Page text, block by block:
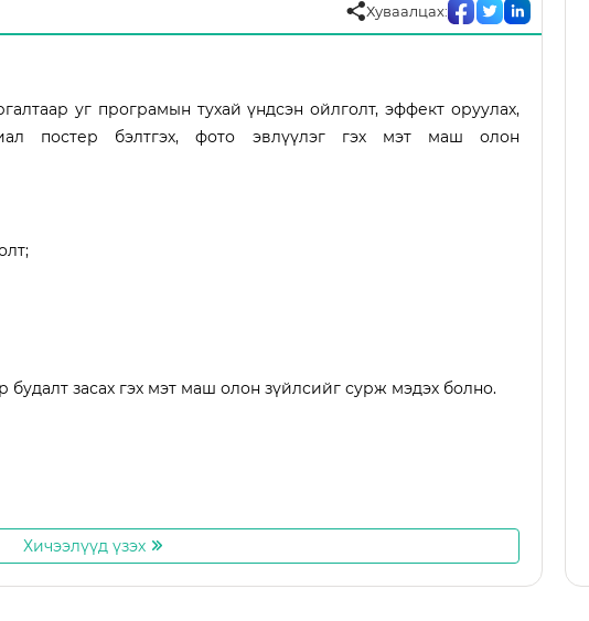
Хуваалцах:
уг програмын тухай үндсэн ойлголт, эффект оруулах,
постер бэлтгэх, фото эвлүүлэг гэх мэт маш олон
будалт засах гэх мэт маш олон зүйлсийг сурж мэдэх болно.
Хичээлүүд үзэх go